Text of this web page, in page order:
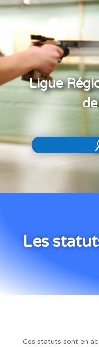
Ligue
Les
Ces statuts sont en